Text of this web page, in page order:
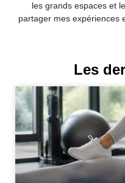
les grands espaces et
partager mes expériences
Les